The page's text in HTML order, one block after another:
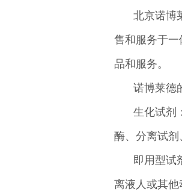
北京诺博
售和服务于
品和服务。
诺博莱德
生化试剂
酶、分离试
即用型试
离液人或其